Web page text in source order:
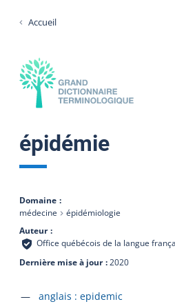
Accueil
épidémie
Domaine
médecine
épidémiologie
Auteur
Office québécois de la langue
Dernière mise à jour 2020
Accéder à la fiche en
anglais : epidemic